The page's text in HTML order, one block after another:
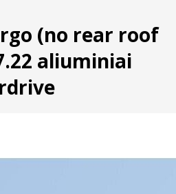
(no rear roof
aliuminiai